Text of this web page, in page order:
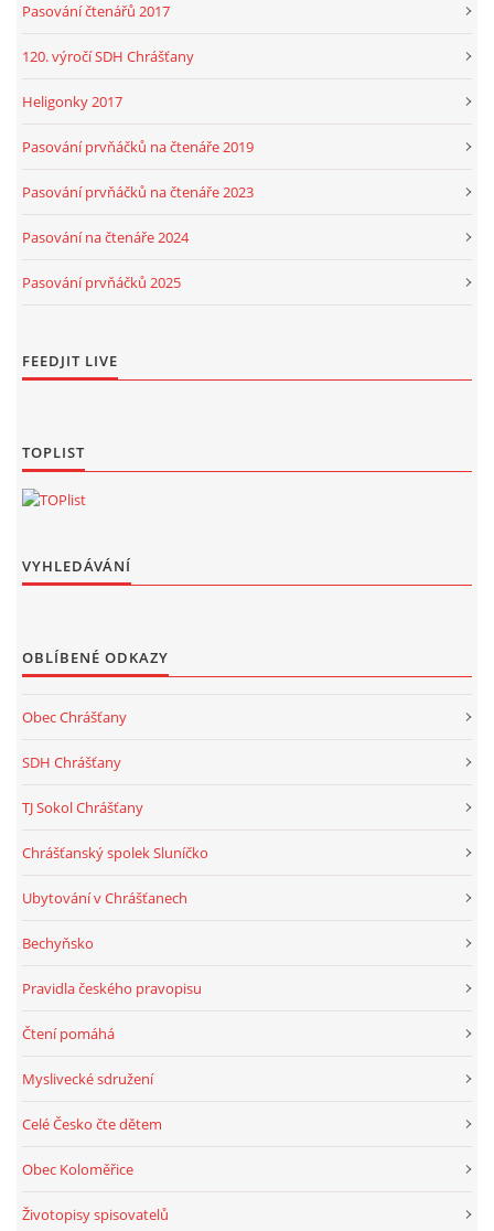
Pasování čtenářů 2017
120. výročí SDH Chrášťany
Heligonky 2017
Pasování prvňáčků na čtenáře 2019
Pasování prvňáčků na čtenáře 2023
Pasování na čtenáře 2024
Pasování prvňáčků 2025
FEEDJIT LIVE
TOPLIST
VYHLEDÁVÁNÍ
OBLÍBENÉ ODKAZY
Obec Chrášťany
SDH Chrášťany
TJ Sokol Chrášťany
Chrášťanský spolek Sluníčko
Ubytování v Chrášťanech
Bechyňsko
Pravidla českého pravopisu
Čtení pomáhá
Myslivecké sdružení
Celé Česko čte dětem
Obec Koloměřice
Životopisy spisovatelů